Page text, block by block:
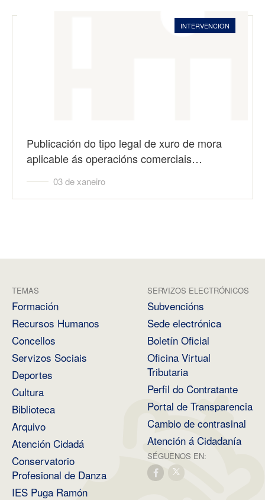
INTERVENCION
Publicación do tipo legal de xuro de mora
aplicable ás operacións comerciais…
03 de xaneiro
TEMAS
Formación
Recursos Humanos
Concellos
Servizos Sociais
Deportes
Cultura
Biblioteca
Arquivo
Atención Cidadá
Conservatorio
Profesional de Danza
IES Puga Ramón
SERVIZOS ELECTRÓNICOS
Subvencións
Sede electrónica
Boletín Oficial
Oficina Virtual
Tributaria
Perfil do Contratante
Portal de Transparencia
Cambio de contrasinal
Atención á Cidadanía
SÉGUENOS EN: